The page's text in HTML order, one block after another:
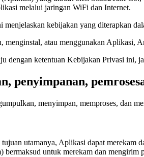
melalui jaringan WiFi dan Internet.
kebijakan yang diterapkan
menginstal, atau menggunakan Aplikasi,
dengan ketentuan Kebijakan Privasi ini,
penyimpanan,
menyimpan, memproses, dan
utamanya, Aplikasi dapat merekam
bermaksud untuk merekam dan